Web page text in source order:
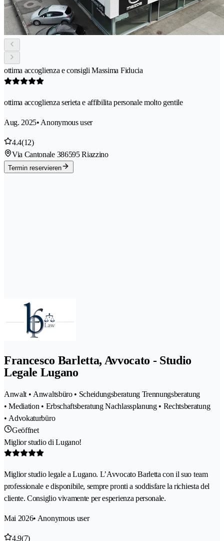
ottima accoglienza e consigli Massima Fiducia
ottima accoglienza serieta e affibilita personale molto gentile
Aug. 2025• Anonymous user
4.4(12)
Via Cantonale 386595 Riazzino
Termin reservieren
Francesco Barletta, Avvocato - Studio
Legale Lugano
Anwalt • Anwaltsbüro • Scheidungsberatung Trennungsberatung
• Mediation • Erbschaftsberatung Nachlassplanung • Rechtsberatung
• Advokaturbüro
Geöffnet
Miglior studio di Lugano!
Miglior studio legale a Lugano. L’Avvocato Barletta con il suo team
professionale e disponibile, sempre pronti a soddisfare la richiesta del
cliente. Consiglio vivamente per esperienza personale.
Mai 2026• Anonymous user
4.9(7)